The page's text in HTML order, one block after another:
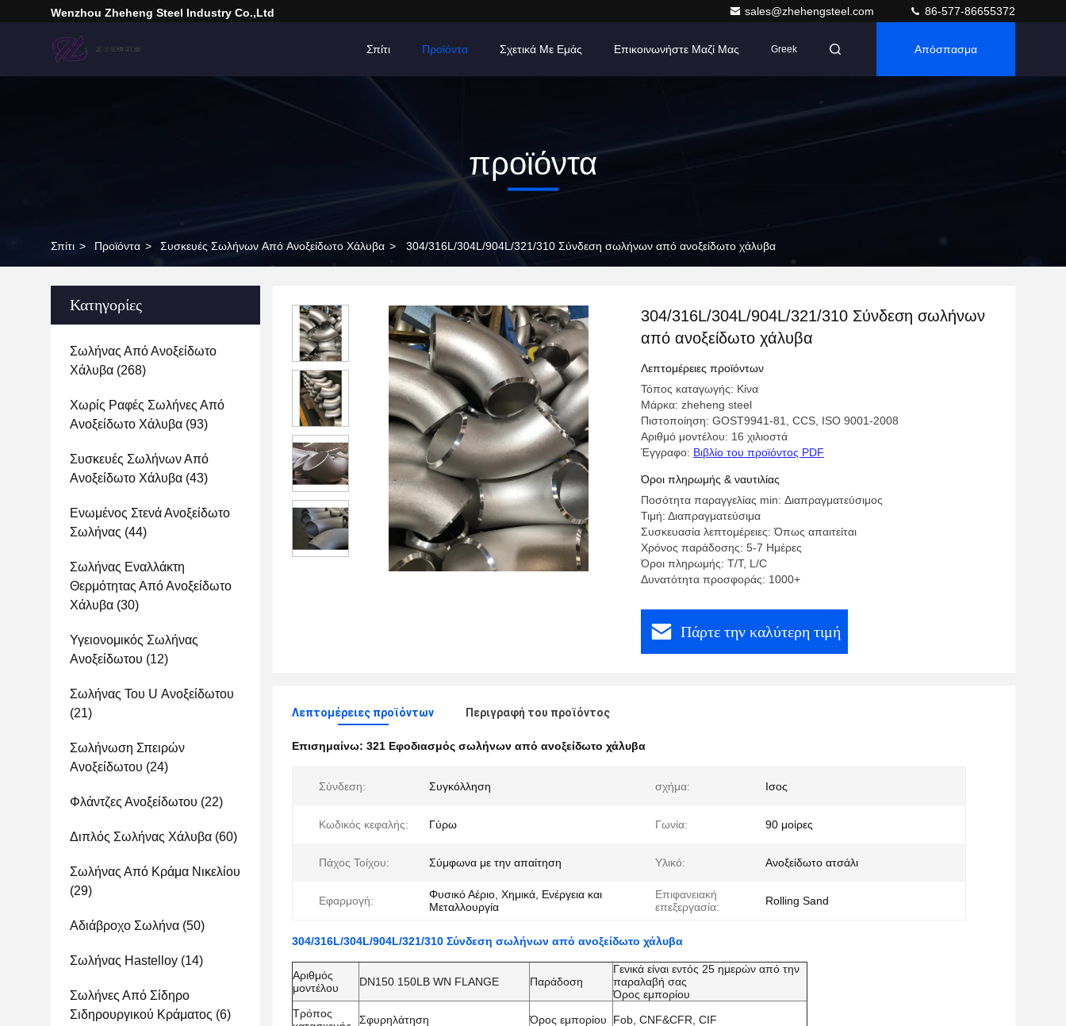
Wenzhou Zheheng Steel Industry Co.,Ltd sales@zhehengsteel.com 86-577-86655372
Σπίτι Προϊόντα Σχετικά Με Εμάς Επικοινωνήστε Μαζί Μας Greek Απόσπασμα
προϊόντα
Σπίτι > Προϊόντα > Συσκευές Σωλήνων Από Ανοξείδωτο Χάλυβα > 304/316L/304L/904L/321/310 Σύνδεση σωλήνων από ανοξείδωτο χάλυβα
Κατηγορίες
Σωλήνας Από Ανοξείδωτο
Χάλυβα (268)
Χωρίς Ραφές Σωλήνες Από
Ανοξείδωτο Χάλυβα (93)
Συσκευές Σωλήνων Από
Ανοξείδωτο Χάλυβα (43)
Ενωμένος Στενά Ανοξείδωτο
Σωλήνας (44)
Σωλήνας Εναλλάκτη
Θερμότητας Από Ανοξείδωτο
Χάλυβα (30)
Υγειονομικός Σωλήνας
Ανοξείδωτου (12)
Σωλήνας Του U Ανοξείδωτου
(21)
Σωλήνωση Σπειρών
Ανοξείδωτου (24)
Φλάντζες Ανοξείδωτου (22)
Διπλός Σωλήνας Χάλυβα (60)
Σωλήνας Από Κράμα Νικελίου
(29)
Αδιάβροχο Σωλήνα (50)
Σωλήνας Hastelloy (14)
Σωλήνες Από Σίδηρο
Σιδηρουργικού Κράματος (6)
304/316L/304L/904L/321/310 Σύνδεση σωλήνων
από ανοξείδωτο χάλυβα
Λεπτομέρειες προϊόντων
Τόπος καταγωγής: Κίνα
Μάρκα: zheheng steel
Πιστοποίηση: GOST9941-81, CCS, ISO 9001-2008
Αριθμό μοντέλου: 16 χιλιοστά
Έγγραφο: Βιβλίο του προϊόντος PDF
Όροι πληρωμής & ναυτιλίας
Ποσότητα παραγγελίας min: Διαπραγματεύσιμος
Τιμή: Διαπραγματεύσιμα
Συσκευασία λεπτομέρειες: Όπως απαιτείται
Χρόνος παράδοσης: 5-7 Ημέρες
Όροι πληρωμής: T/T, L/C
Δυνατότητα προσφοράς: 1000+
Πάρτε την καλύτερη τιμή
Λεπτομέρειες προϊόντων Περιγραφή του προϊόντος
Επισημαίνω: 321 Εφοδιασμός σωλήνων από ανοξείδωτο χάλυβα
Σύνδεση: Συγκόλληση σχήμα: Ισος
Κωδικός κεφαλής: Γύρω Γωνία: 90 μοίρες
Πάχος Τοίχου: Σύμφωνα με την απαίτηση Υλικό: Ανοξείδωτο ατσάλι
Εφαρμογή:
Φυσικό Αέριο, Χημικά, Ενέργεια και
Μεταλλουργία
Επιφανειακή
επεξεργασία:
Rolling Sand
304/316L/304L/904L/321/310 Σύνδεση σωλήνων από ανοξείδωτο χάλυβα
Αριθμός
μοντέλου
DN150 150LB WN FLANGE Παράδοση
Γενικά είναι εντός 25 ημερών από την
παραλαβή σας
Όρος εμπορίου
Τρόπος
Σφυρηλάτηση Όρος εμπορίου Fob, CNF&CFR, CIF